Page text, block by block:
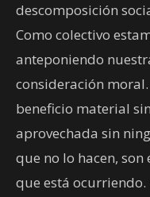
descomposición
Como colectivo
anteponiendo
consideración
beneficio material
aprovechada sin
que no lo hacen,
que está